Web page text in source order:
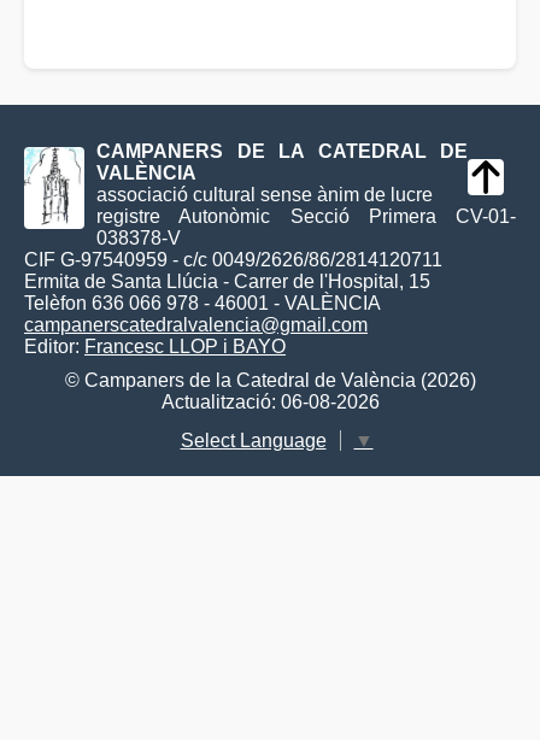
CAMPANERS DE LA CATEDRAL DE
VALÈNCIA
associació cultural sense ànim de lucre
registre Autonòmic Secció Primera CV-01-
038378-V
CIF G-97540959 - c/c 0049/2626/86/2814120711
Ermita de Santa Llúcia - Carrer de l'Hospital, 15
Telèfon 636 066 978 - 46001 - VALÈNCIA
campanerscatedralvalencia@gmail.com
Editor: Francesc LLOP i BAYO
© Campaners de la Catedral de València (2026)
Actualització: 06-08-2026
Select Language
▼